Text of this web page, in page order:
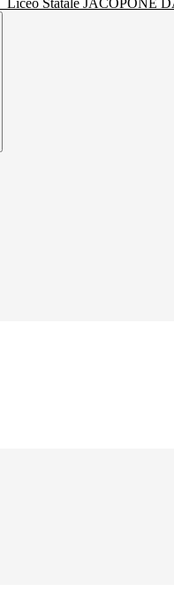
Liceo Statale JACOPONE